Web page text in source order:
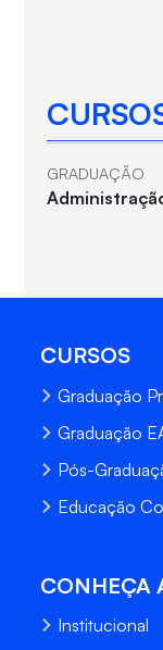
GRADUAÇÃO
CURSOS
Graduação
Graduação
Pós-
Educação
CONHEÇA
Institucional